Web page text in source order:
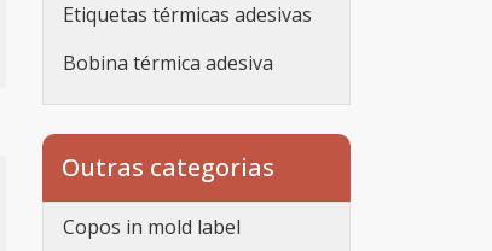
Etiquetas térmicas adesivas
Bobina térmica adesiva
Etiqueta adesiva
personalizada
Etiqueta adesiva
personalizada rolo
Outras categorias
Copos in mold label